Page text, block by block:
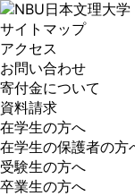
サイトマップ
アクセス
お問い合わせ
寄付金について
資料請求
在学生の方へ
在学生の保護者の方
受験生の方へ
卒業生の方へ